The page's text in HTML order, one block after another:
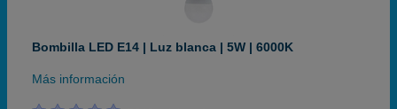
Bombilla LED E14 | Luz blanca | 5W | 6000K
Más información